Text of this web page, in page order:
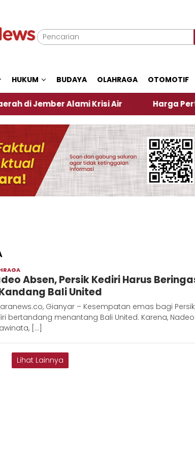
HUKUM BUDAYA OLAHRAGA OTOMOTIF
Jember Alami Krisi Air Harga Pertamax
Metaranews
Absen, Persik Kediri Harus
Bali United
Gianyar – Kesempatan emas bagi Persik
bertandang menantang Bali United. Karena, Nadeo
[…]
Lihat Lainnya